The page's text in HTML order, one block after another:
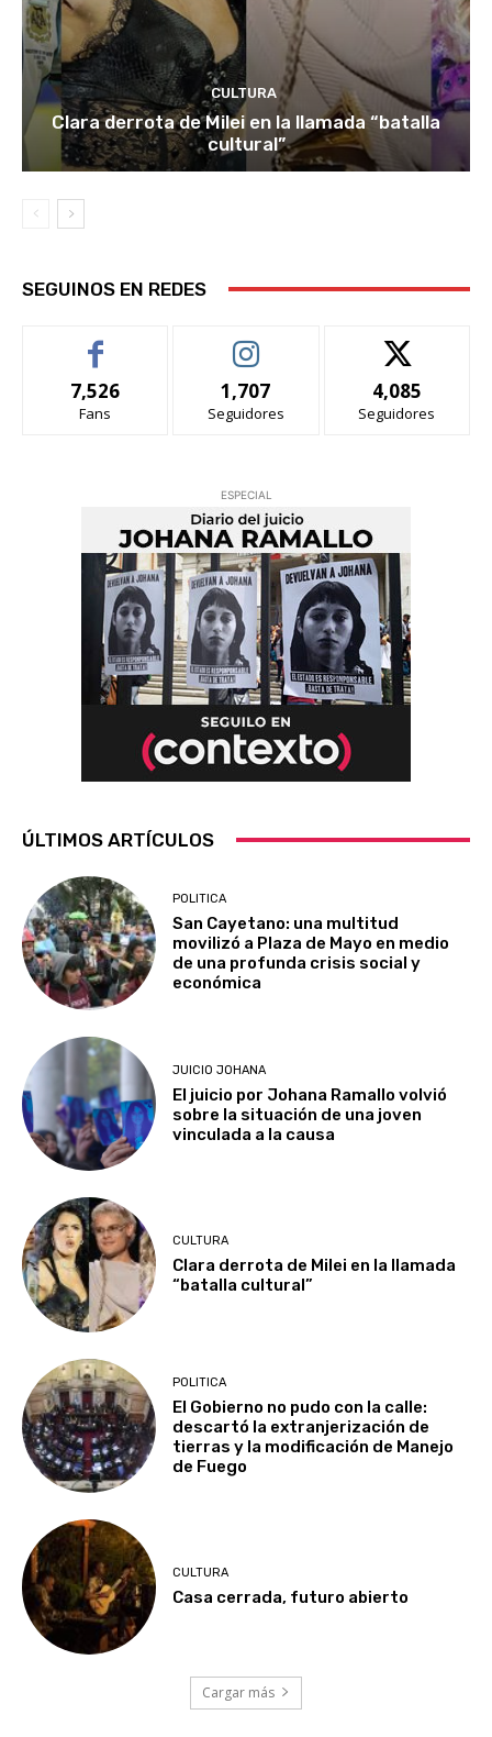
CULTURA
Clara derrota de Milei en la llamada “batalla
cultural”
SEGUINOS EN REDES
7,526
Fans
1,707
Seguidores
4,085
Seguidores
ESPECIAL
ÚLTIMOS ARTÍCULOS
POLITICA
San Cayetano: una multitud
movilizó a Plaza de Mayo en medio
de una profunda crisis social y
económica
JUICIO JOHANA
El juicio por Johana Ramallo volvió
sobre la situación de una joven
vinculada a la causa
CULTURA
Clara derrota de Milei en la llamada
“batalla cultural”
POLITICA
El Gobierno no pudo con la calle:
descartó la extranjerización de
tierras y la modificación de Manejo
de Fuego
CULTURA
Casa cerrada, futuro abierto
Cargar más